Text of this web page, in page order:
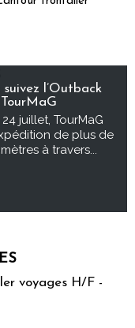
l’Outback
juillet, TourMaG
de plus de
à travers...
voyages H/F -